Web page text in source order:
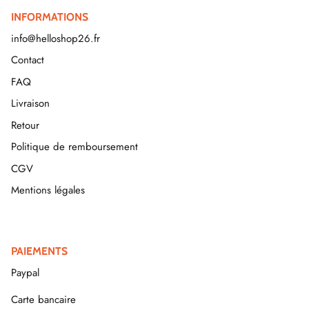
INFORMATIONS
info@helloshop26.fr
Contact
FAQ
Livraison
Retour
Politique de remboursement
CGV
Mentions légales
PAIEMENTS
Paypal
Carte bancaire